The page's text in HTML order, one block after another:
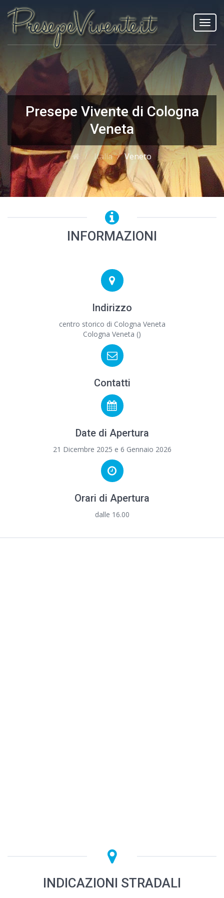
Presepe Vivente di Cologna
Veneta
Italia Veneto
INFORMAZIONI
Indirizzo
centro storico di Cologna Veneta
Cologna Veneta ()
Contatti
Date di Apertura
21 Dicembre 2025 e 6 Gennaio 2026
Orari di Apertura
dalle 16.00
INDICAZIONI STRADALI